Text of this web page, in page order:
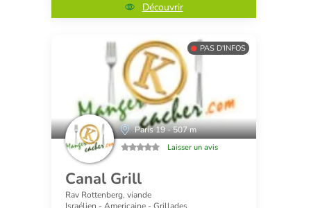
Découvrir
PAS D'INFOS
Paris 19 - 507 m
Laisser un avis
Canal Grill
Rav Rottenberg, viande